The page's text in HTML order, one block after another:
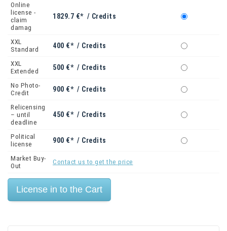
Online
license -
claim
damag
1829.7 €* / Credits
XXL
Standard
400 €* / Credits
XXL
Extended
500 €* / Credits
No Photo-
Credit
900 €* / Credits
Relicensing
– until
deadline
450 €* / Credits
Political
license
900 €* / Credits
Market Buy-
Out
Contact us to get the price